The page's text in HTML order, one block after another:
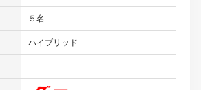
５名
ハイブリッド
-